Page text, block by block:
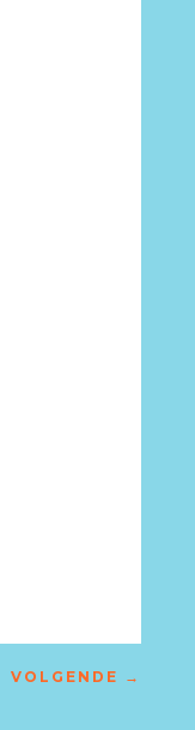
VOLGENDE →